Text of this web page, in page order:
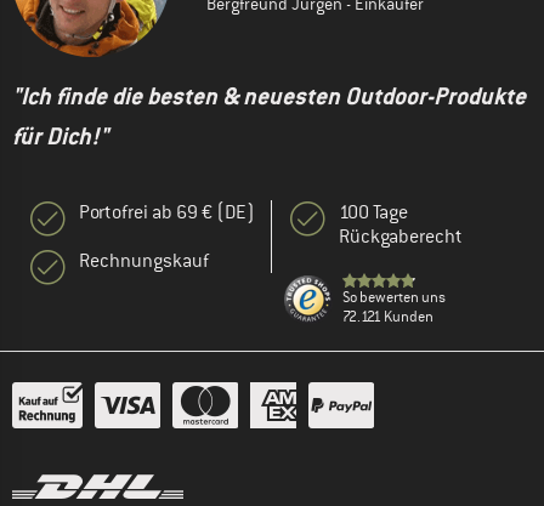
"Ich finde die besten & neuesten Outdoor-Produkte
für Dich!"
Portofrei ab 69 € (DE)
Rechnungskauf
100 Tage
Rückgaberecht
So bewerten uns
72.121 Kunden